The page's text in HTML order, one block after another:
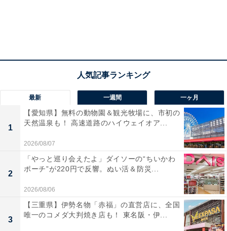
最新 一週間 一ヶ月
1
【愛知県】無料の動物園＆観光牧場に、市初の
天然温泉も！ 高速道路のハイウェイオア...
2026/08/07
2
「やっと巡り会えたよ」ダイソーの“ちいかわ
ポーチ”が220円で反響。ぬい活＆防災...
2026/08/06
3
【三重県】伊勢名物「赤福」の直営店に、全国
唯一のコメダ大判焼き店も！ 東名阪・伊...